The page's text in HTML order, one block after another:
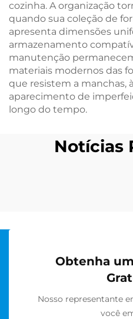
cozinha. A organização
quando sua coleção de
apresenta dimensões
armazenamento
manutenção
materiais modernos das
que resistem a manchas,
aparecimento de
longo do tempo.
Notícias
Obtenha
Nosso representante
você